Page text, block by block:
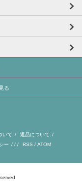
る
いて / 返品について /
ー / / / RSS / ATOM